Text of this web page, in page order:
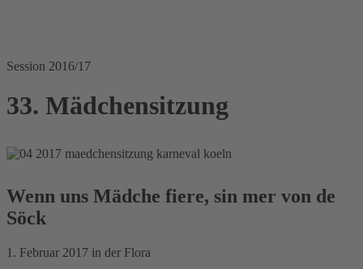
Session 2016/17
33. Mädchensitzung
Wenn uns Mädche fiere, sin mer von de
Söck
1. Februar 2017 in der Flora